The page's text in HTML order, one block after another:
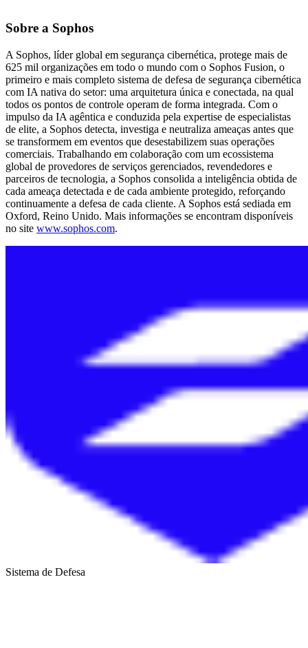
Sobre a Sophos
A Sophos, líder global em segurança cibernética, protege mais de
625 mil organizações em todo o mundo com o Sophos Fusion, o
primeiro e mais completo sistema de defesa de segurança cibernética
com IA nativa do setor: uma arquitetura única e conectada, na qual
todos os pontos de controle operam de forma integrada. Com o
impulso da IA agêntica e conduzida pela expertise de especialistas
de elite, a Sophos detecta, investiga e neutraliza ameaças antes que
se transformem em eventos que desestabilizem suas operações
comerciais. Trabalhando em colaboração com um ecossistema
global de provedores de serviços gerenciados, revendedores e
parceiros de tecnologia, a Sophos consolida a inteligência obtida de
cada ameaça detectada e de cada ambiente protegido, reforçando
continuamente a defesa de cada cliente. A Sophos está sediada em
Oxford, Reino Unido. Mais informações se encontram disponíveis
no site www.sophos.com.
Sistema de Defesa